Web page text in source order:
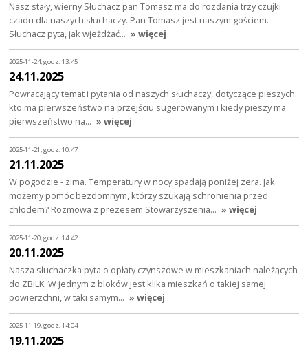
Nasz stały, wierny Słuchacz pan Tomasz ma do rozdania trzy czujki
czadu dla naszych słuchaczy. Pan Tomasz jest naszym gościem.
Słuchacz pyta, jak wjeżdżać… » więcej
2025-11-24, godz. 13:45
24.11.2025
Powracający temat i pytania od naszych słuchaczy, dotyczące pieszych:
kto ma pierwszeństwo na przejściu sugerowanym i kiedy pieszy ma
pierwszeństwo na… » więcej
2025-11-21, godz. 10:47
21.11.2025
W pogodzie - zima. Temperatury w nocy spadają poniżej zera. Jak
możemy pomóc bezdomnym, którzy szukają schronienia przed
chłodem? Rozmowa z prezesem Stowarzyszenia… » więcej
2025-11-20, godz. 14:42
20.11.2025
Nasza słuchaczka pyta o opłaty czynszowe w mieszkaniach należących
do ZBiLK. W jednym z bloków jest klika mieszkań o takiej samej
powierzchni, w taki samym… » więcej
2025-11-19, godz. 14:04
19.11.2025